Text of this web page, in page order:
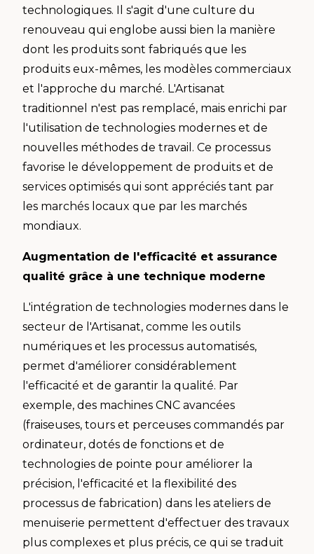
technologiques. Il s'agit d'une culture du
renouveau qui englobe aussi bien la manière
dont les produits sont fabriqués que les
produits eux-mêmes, les modèles commerciaux
et l'approche du marché. L'Artisanat
traditionnel n'est pas remplacé, mais enrichi par
l'utilisation de technologies modernes et de
nouvelles méthodes de travail. Ce processus
favorise le développement de produits et de
services optimisés qui sont appréciés tant par
les marchés locaux que par les marchés
mondiaux.
Augmentation de l'efficacité et assurance
qualité grâce à une technique moderne
L'intégration de technologies modernes dans le
secteur de l'Artisanat, comme les outils
numériques et les processus automatisés,
permet d'améliorer considérablement
l'efficacité et de garantir la qualité. Par
exemple, des machines CNC avancées
(fraiseuses, tours et perceuses commandés par
ordinateur, dotés de fonctions et de
technologies de pointe pour améliorer la
précision, l'efficacité et la flexibilité des
processus de fabrication) dans les ateliers de
menuiserie permettent d'effectuer des travaux
plus complexes et plus précis, ce qui se traduit